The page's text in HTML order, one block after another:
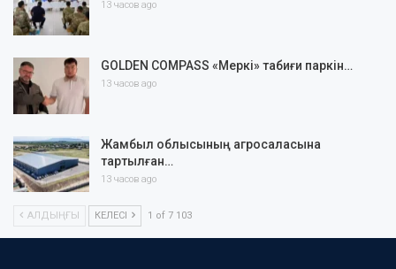
13 часов ago
GOLDEN COMPASS «Меркі» табиғи паркін…
13 часов ago
Жамбыл облысының агросаласына
тартылған…
13 часов ago
АЛДЫҢҒЫ КЕЛЕСІ 1 of 7 103